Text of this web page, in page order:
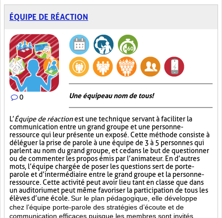
ÉQUIPE DE RÉACTION
0 Une équipe au nom de tous!
L’Équipe de réactionest une technique servant à faciliter la
communication entre un grand groupe et une personne-
ressource qui leur présente un exposé. Cette méthode consiste à
déléguer la prise de parole à une équipe de 3 à 5 personnes qui
parlent au nom du grand groupe, et ce dans le but de questionner
ou de commenter les propos émis par l’animateur. En d’autres
mots, l’équipe chargée de poser les questions sert de porte-
parole et d’intermédiaire entre le grand groupe et la personne-
ressource. Cette activité peut avoir lieu tant en classe que dans
un auditorium et peut même favoriser la participation de tous les
élèves d’une école. Sur le plan pédagogique, elle développe
chez l’équipe porte-parole des stratégies d’écoute et de
communication efficaces puisque les membres sont invités